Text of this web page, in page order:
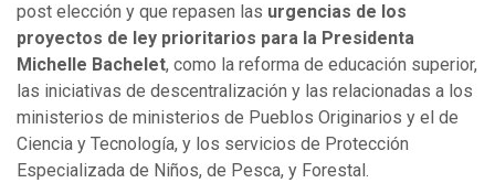
post elección y que repasen las urgencias de los
proyectos de ley prioritarios para la Presidenta
Michelle Bachelet, como la reforma de educación superior,
las iniciativas de descentralización y las relacionadas a los
ministerios de ministerios de Pueblos Originarios y el de
Ciencia y Tecnología, y los servicios de Protección
Especializada de Niños, de Pesca, y Forestal.